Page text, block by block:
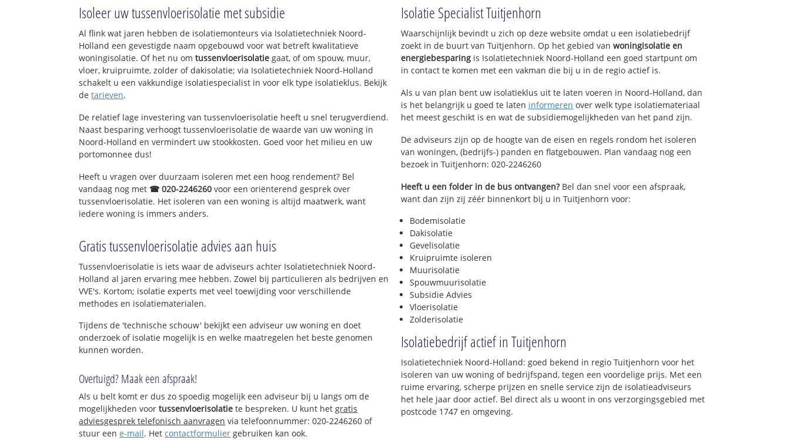
Isoleer uw tussenvloerisolatie met subsidie
Al flink wat jaren hebben de isolatiemonteurs via Isolatietechniek Noord-
Holland een gevestigde naam opgebouwd voor wat betreft kwalitatieve
woningisolatie. Of het nu omtussenvloerisolatie gaat, of om spouw, muur,
vloer, kruipruimte, zolder of dakisolatie; via Isolatietechniek Noord-Holland
schakelt u een vakkundige isolatiespecialist in voor elk type isolatieklus. Bekijk
detarieven.
De relatief lage investering van tussenvloerisolatie heeft u snel terugverdiend.
Naast besparing verhoogt tussenvloerisolatie de waarde van uw woning in
Noord-Holland en vermindert uw stookkosten. Goed voor het milieu en uw
portomonnee dus!
Heeft u vragen over duurzaam isoleren met een hoog rendement? Bel
vandaag nog met ☎ 020-2246260 voor een oriënterend gesprek over
tussenvloerisolatie. Het isoleren van een woning is altijd maatwerk, want
iedere woning is immers anders.
Gratis tussenvloerisolatie advies aan huis
Tussenvloerisolatie is iets waar de adviseurs achter Isolatietechniek Noord-
Holland al jaren ervaring mee hebben. Zowel bij particulieren als bedrijven en
VVE's. Kortom; isolatie experts met veel toewijding voor verschillende
methodes en isolatiematerialen.
Tijdens de 'technische schouw' bekijkt een adviseur uw woning en doet
onderzoek of isolatie mogelijk is en welke maatregelen het beste genomen
kunnen worden.
Overtuigd? Maak een afspraak!
Als u belt komt er dus zo spoedig mogelijk een adviseur bij u langs om de
mogelijkheden voortussenvloerisolatie te bespreken. U kunt hetgratis
adviesgesprek telefonisch aanvragen via telefoonnummer: 020-2246260 of
stuur eene-mail. Hetcontactformulier gebruiken kan ook.
Isolatie Specialist Tuitjenhorn
Waarschijnlijk bevindt u zich op deze website omdat u een isolatiebedrijf
zoekt in de buurt van Tuitjenhorn. Op het gebied van woningisolatie en
energiebesparing is Isolatietechniek Noord-Holland een goed startpunt om
in contact te komen met een vakman die bij u in de regio actief is.
Als u van plan bent uw isolatieklus uit te laten voeren in Noord-Holland, dan
is het belangrijk u goed te laten informeren over welk type isolatiemateriaal
het meest geschikt is en wat de subsidiemogelijkheden van het pand zijn.
De adviseurs zijn op de hoogte van de eisen en regels rondom het isoleren
van woningen, (bedrijfs-) panden en flatgebouwen. Plan vandaag nog een
bezoek in Tuitjenhorn: 020-2246260
Heeft u een folder in de bus ontvangen?Bel dan snel voor een afspraak,
want dan zijn zij zéér binnenkort bij u in Tuitjenhorn voor:
Bodemisolatie
Dakisolatie
Gevelisolatie
Kruipruimte isoleren
Muurisolatie
Spouwmuurisolatie
Subsidie Advies
Vloerisolatie
Zolderisolatie
Isolatiebedrijf actief in Tuitjenhorn
Isolatietechniek Noord-Holland: goed bekend in regio Tuitjenhorn voor het
isoleren van uw woning of bedrijfspand, tegen een voordelige prijs. Met een
ruime ervaring, scherpe prijzen en snelle service zijn de isolatieadviseurs
het hele jaar door actief. Bel direct als u woont in ons verzorgingsgebied met
postcode 1747 en omgeving.